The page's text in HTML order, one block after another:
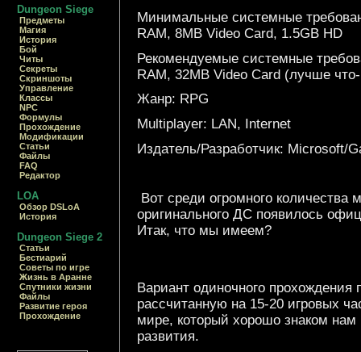
Dungeon Siege
Предметы
Магия
История
Бой
Читы
Секреты
Скриншоты
Управление
Классы
NPC
Формулы
Прохождение
Модификации
Статьи
Файлы
FAQ
Редактор
LOA
Обзор DSLoA
История
Dungeon Siege 2
Статьи
Бестиарий
Cоветы по игре
Жизнь в Аранне
Спутники жизни
Файлы
Развитие героя
Прохождение
Минимальные системные
RAM, 8MB Video Card, 1.5GB HD
Рекомендуемые системные
RAM, 32MB Video Card (лучше
Жанр: RPG
Multiplayer: LAN, Internet
Издатель/Разработчик: Microsoft/
Вот среди огромного
оригинального ДС появилось
Итак, что мы имеем?
Вариант одиночного
рассчитанную на 15-20 игровых
мире, который хорошо знаком
развития.